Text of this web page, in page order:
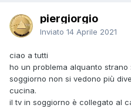
piergiorgio
Inviato 14 Aprile 2021
ciao a tutti
ho un problema alquanto
soggiorno non si vedono più
cucina.
il tv in soggiorno è collegato al